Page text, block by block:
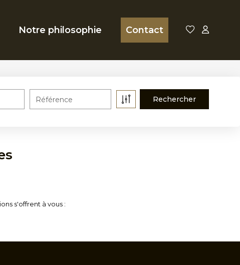
Notre philosophie Contact
Référence
s'offrent à vous :